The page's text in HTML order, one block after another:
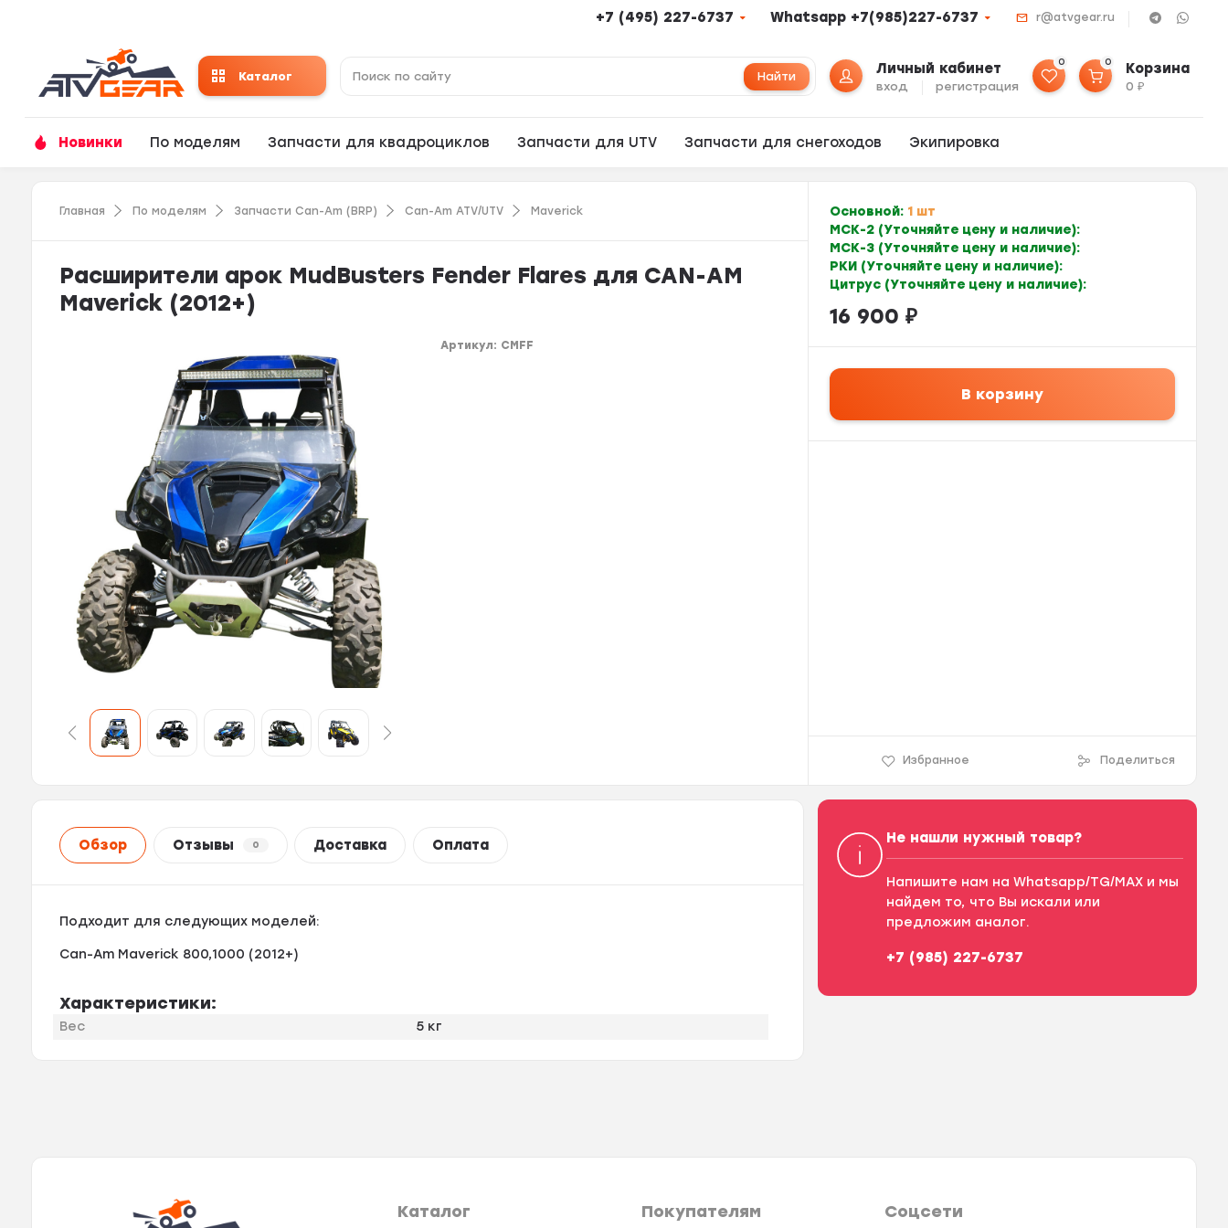
+7 (495) 227-6737 Whatsapp +7(985)227-6737 r@atvgear.ru
Каталог Найти Личный кабинет
вход регистрация
0 0 Корзина
0₽
Новинки По моделям Запчасти для квадроциклов Запчасти для UTV Запчасти для снегоходов Экипировка
Главная По моделям Запчасти Can-Am (BRP) Can-Am ATV/UTV Maverick
Расширители арок MudBusters Fender Flares для CAN-AM
Maverick (2012+)
Артикул: CMFF
Основной: 1 шт
МСК-2 (Уточняйте цену и наличие):
МСК-3 (Уточняйте цену и наличие):
РКИ (Уточняйте цену и наличие):
Цитрус (Уточняйте цену и наличие):
16 900 ₽
В корзину
Избранное Поделиться
Обзор Отзывы 0 Доставка Оплата
Подходит для следующих моделей:
Can-Am Maverick 800,1000 (2012+)
Характеристики:
Вес 5 кг
Не нашли нужный товар?
Напишите нам на Whatsapp/TG/MAX и мы
найдем то, что Вы искали или
предложим аналог.
+7 (985) 227-6737
Каталог Покупателям Соцсети